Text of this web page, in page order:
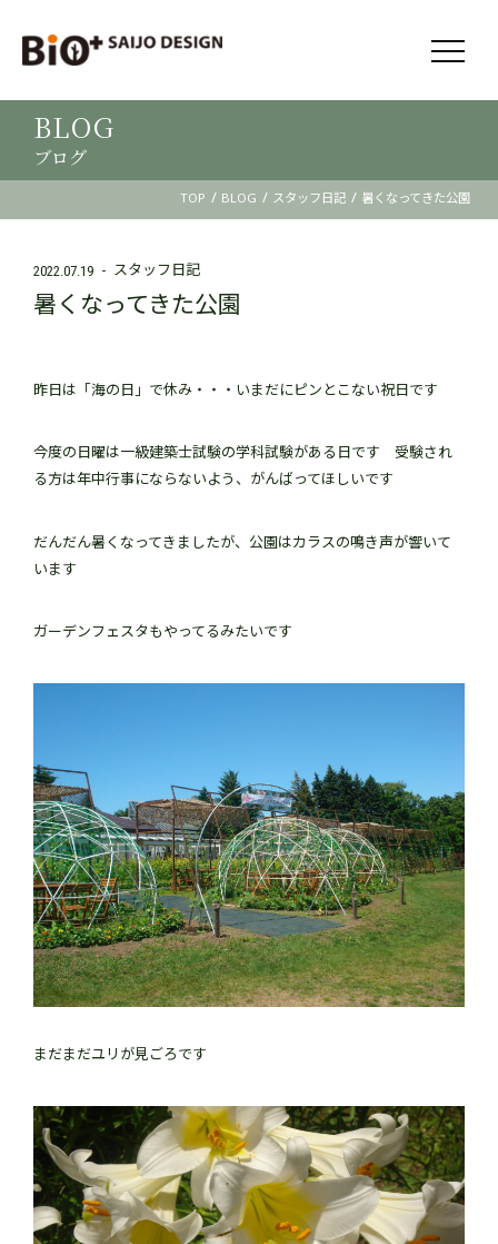
BLOG
ブログ
TOP / BLOG / スタッフ日記 / 暑くなってきた公園
2022.07.19 スタッフ日記
暑くなってきた公園
昨日は「海の日」で休み・・・いまだにピンとこない祝日です
今度の日曜は一級建築士試験の学科試験がある日です 受験され
る方は年中行事にならないよう、がんばってほしいです
だんだん暑くなってきましたが、公園はカラスの鳴き声が響いて
います
ガーデンフェスタもやってるみたいです
まだまだユリが見ごろです